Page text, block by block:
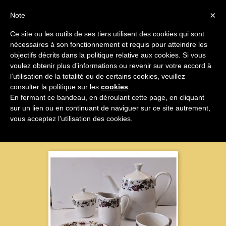


Verre Et Céramique
Nom, A à Z 
×
Note
Ce site ou les outils de ses tiers utilisent des cookies qui sont
nécessaires à son fonctionnement et requis pour atteindre les
objectifs décrits dans la politique relative aux cookies. Si vous
voulez obtenir plus d’informations ou revenir sur votre accord à
l’utilisation de la totalité ou de certains cookies, veuillez
consulter la politique sur les cookies
En fermant ce bandeau, en déroulant cette page, en cliquant
sur un lien ou en continuant de naviguer sur ce site autrement,
vous acceptez l’utilisation des cookies.